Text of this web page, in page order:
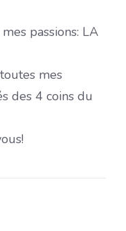
passions: LA
mes
des 4 coins du